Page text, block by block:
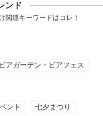
ンド
関連キーワードはコレ！
ビアガーデン・ビアフェス
ント 七夕まつり